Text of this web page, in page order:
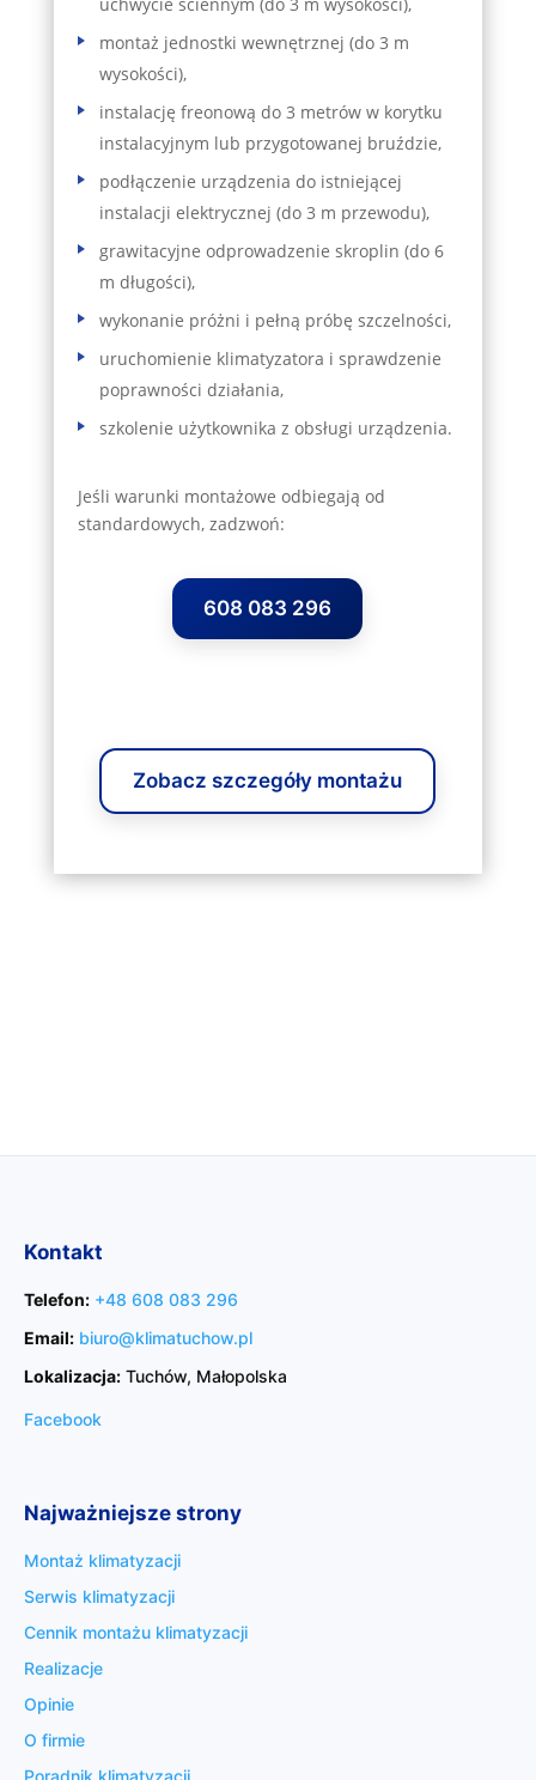
montaż jednostki wewnętrznej (do 3 m
wysokości),
instalację freonową do 3 metrów w korytku
instalacyjnym lub przygotowanej bruździe,
podłączenie urządzenia do istniejącej
instalacji elektrycznej (do 3 m przewodu),
grawitacyjne odprowadzenie skroplin (do 6
m długości),
wykonanie próżni i pełną próbę szczelności,
uruchomienie klimatyzatora i sprawdzenie
poprawności działania,
szkolenie użytkownika z obsługi urządzenia.
Jeśli warunki montażowe odbiegają od
standardowych, zadzwoń:
608 083 296
Zobacz szczegóły montażu
Kontakt
Telefon: +48 608 083 296
Email: biuro@klimatuchow.pl
Lokalizacja: Tuchów, Małopolska
Facebook
Najważniejsze strony
Montaż klimatyzacji
Serwis klimatyzacji
Cennik montażu klimatyzacji
Realizacje
Opinie
O firmie